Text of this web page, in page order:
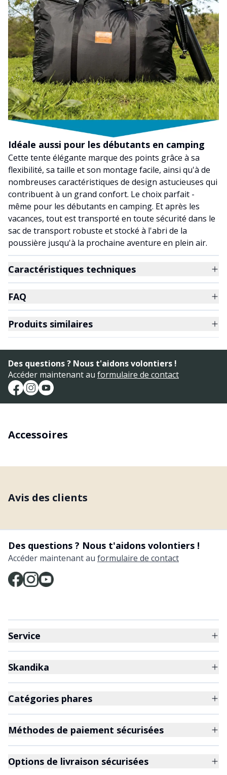
Idéale aussi pour les débutants en camping
Cette tente élégante marque des points grâce à sa
flexibilité, sa taille et son montage facile, ainsi qu'à de
nombreuses caractéristiques de design astucieuses qui
contribuent à un grand confort. Le choix parfait -
même pour les débutants en camping. Et après les
vacances, tout est transporté en toute sécurité dans le
sac de transport robuste et stocké à l'abri de la
poussière jusqu'à la prochaine aventure en plein air.
Caractéristiques techniques
FAQ
Produits similaires
Des questions ? Nous t'aidons volontiers !
Accéder maintenant au formulaire de contact
Accessoires
Avis des clients
Des questions ? Nous t'aidons volontiers !
Accéder maintenant au formulaire de contact
Service
Skandika
Catégories phares
Méthodes de paiement sécurisées
Options de livraison sécurisées